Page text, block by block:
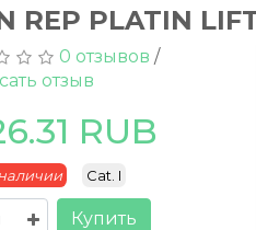
REP PLATIN
0 отзывов /
отзыв
RUB
Cat. I
Купить